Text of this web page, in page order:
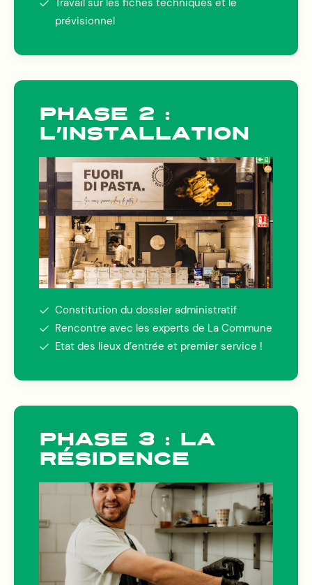
Travail sur les fiches techniques et le
prévisionnel
PHASE 2 :
L’INSTALLATION
Constitution du dossier administratif
Rencontre avec les experts de La Commune
Etat des lieux d’entrée et premier service !
PHASE 3 : LA
RÉSIDENCE